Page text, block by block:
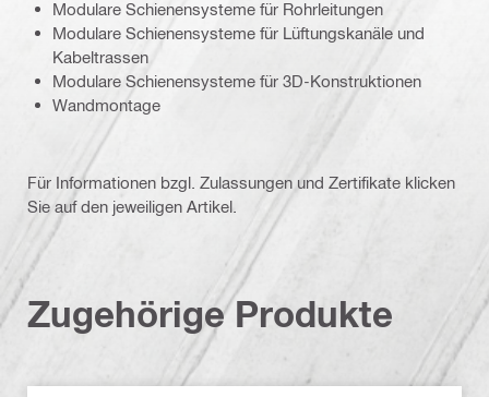
Modulare Schienensysteme für Rohrleitungen
Modulare Schienensysteme für Lüftungskanäle und
Kabeltrassen
Modulare Schienensysteme für 3D-Konstruktionen
Wandmontage
Für Informationen bzgl. Zulassungen und Zertifikate klicken
Sie auf den jeweiligen Artikel.
Zugehörige Produkte